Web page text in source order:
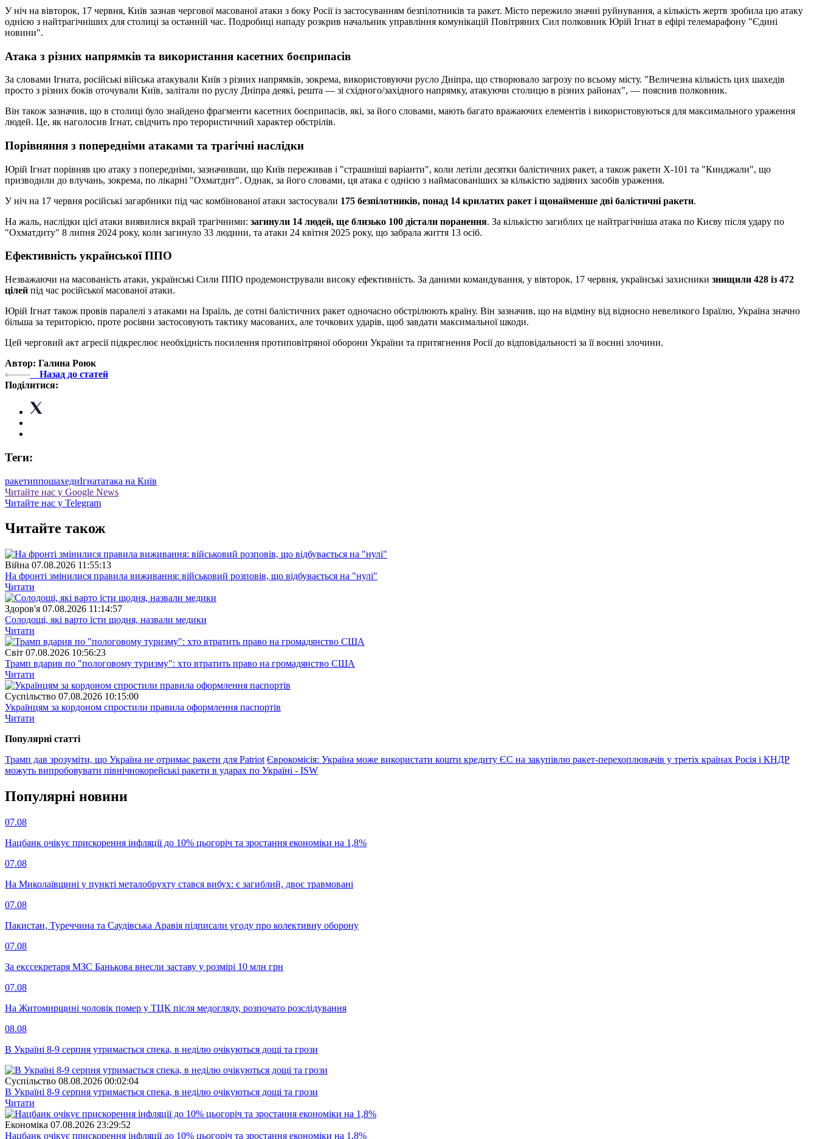
У ніч на вівторок, 17 червня, Київ зазнав чергової масованої атаки з боку Росії із застосуванням безпілотників та ракет. Місто пережило значні руйнування, а кількість жертв зробила цю атаку
однією з найтрагічніших для столиці за останній час. Подробиці нападу розкрив начальник управління комунікацій Повітряних Сил полковник Юрій Ігнат в ефірі телемарафону "Єдині
новини".
Атака з різних напрямків та використання касетних боєприпасів
За словами Ігната, російські війська атакували Київ з різних напрямків, зокрема, використовуючи русло Дніпра, що створювало загрозу по всьому місту. "Величезна кількість цих шахедів
просто з різних боків оточували Київ, залітали по руслу Дніпра деякі, решта — зі східного/західного напрямку, атакуючи столицю в різних районах", — пояснив полковник.
Він також зазначив, що в столиці було знайдено фрагменти касетних боєприпасів, які, за його словами, мають багато вражаючих елементів і використовуються для максимального ураження
людей. Це, як наголосив Ігнат, свідчить про терористичний характер обстрілів.
Порівняння з попередніми атаками та трагічні наслідки
Юрій Ігнат порівняв цю атаку з попередніми, зазначивши, що Київ переживав і "страшніші варіанти", коли летіли десятки балістичних ракет, а також ракети Х-101 та "Кинджали", що
призводили до влучань, зокрема, по лікарні "Охматдит". Однак, за його словами, ця атака є однією з наймасованіших за кількістю задіяних засобів ураження.
У ніч на 17 червня російські загарбники під час комбінованої атаки застосували 175 безпілотників, понад 14 крилатих ракет і щонайменше дві балістичні ракети.
На жаль, наслідки цієї атаки виявилися вкрай трагічними: загинули 14 людей, ще близько 100 дістали поранення. За кількістю загиблих це найтрагічніша атака по Києву після удару по
"Охматдиту" 8 липня 2024 року, коли загинуло 33 людини, та атаки 24 квітня 2025 року, що забрала життя 13 осіб.
Ефективність української ППО
Незважаючи на масованість атаки, українські Сили ППО продемонстрували високу ефективність. За даними командування, у вівторок, 17 червня, українські захисники знищили 428 із 472
цілей під час російської масованої атаки.
Юрій Ігнат також провів паралелі з атаками на Ізраїль, де сотні балістичних ракет одночасно обстрілюють країну. Він зазначив, що на відміну від відносно невеликого Ізраїлю, Україна значно
більша за територією, проте росіяни застосовують тактику масованих, але точкових ударів, щоб завдати максимальної шкоди.
Цей черговий акт агресії підкреслює необхідність посилення протиповітряної оборони України та притягнення Росії до відповідальності за її воєнні злочини.
Автор: Галина Роюк
Назад до статей
Поділитися:
Теги:
ракетиппошахедиІгнататака на Київ
Читайте нас у Google News
Читайте нас у Telegram
Читайте також
Війна 07.08.2026 11:55:13
На фронті змінилися правила виживання: військовий розповів, що відбувається на "нулі"
Читати
Здоров'я 07.08.2026 11:14:57
Солодощі, які варто їсти щодня, назвали медики
Читати
Свiт 07.08.2026 10:56:23
Трамп вдарив по "пологовому туризму": хто втратить право на громадянство США
Читати
Суспiльство 07.08.2026 10:15:00
Українцям за кордоном спростили правила оформлення паспортів
Читати
Популярнi статтi
Трамп дав зрозуміти, що Україна не отримає ракети для Patriot Єврокомісія: Україна може використати кошти кредиту ЄС на закупівлю ракет-перехоплювачів у третіх країнах Росія і КНДР
можуть випробовувати північнокорейські ракети в ударах по Україні - ISW
Популярнi новини
07.08
Нацбанк очікує прискорення інфляції до 10% цьогоріч та зростання економіки на 1,8%
07.08
На Миколаївщині у пункті металобрухту стався вибух: є загиблий, двоє травмовані
07.08
Пакистан, Туреччина та Саудівська Аравія підписали угоду про колективну оборону
07.08
За екссекретаря МЗС Банькова внесли заставу у розмірі 10 млн грн
07.08
На Житомирщині чоловік помер у ТЦК після медогляду, розпочато розслідування
08.08
В Україні 8-9 серпня утримається спека, в неділю очікуються дощі та грози
Суспiльство 08.08.2026 00:02:04
В Україні 8-9 серпня утримається спека, в неділю очікуються дощі та грози
Читати
Економіка 07.08.2026 23:29:52
Нацбанк очікує прискорення інфляції до 10% цьогоріч та зростання економіки на 1,8%